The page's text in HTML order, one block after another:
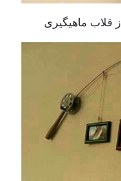
قلاب ماهیگیری